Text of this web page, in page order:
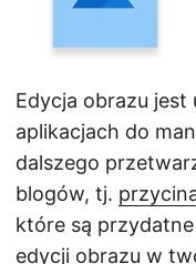
Edycja obrazu
aplikacjach do
dalszego
blogów, tj.
które są
edycji obrazu w